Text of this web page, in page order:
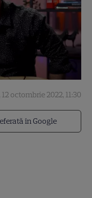
în Google
12 octombrie 2022, 11:30